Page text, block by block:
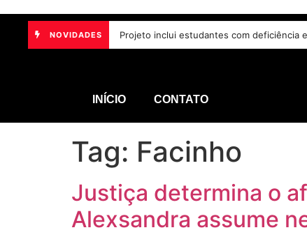
NOVIDADES Projeto inclui estudantes com deficiência
INÍCIO CONTATO
Tag: Facinho
Justiça determina o
Alexsandra assume